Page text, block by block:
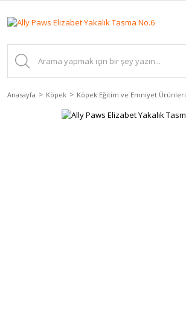
Anasayfa Köpek Köpek Eğitim ve Emniyet Ürünleri